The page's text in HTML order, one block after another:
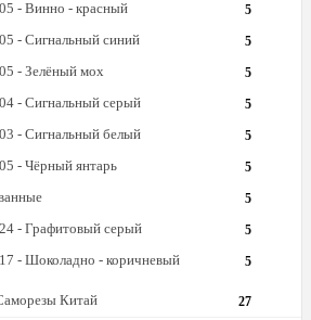
- Винно - красный 5
- Сигнальный синий 5
- Зелёный мох 5
- Сигнальный серый 5
- Сигнальный белый 5
- Чёрный янтарь 5
5
- Графитовый серый 5
- Шоколадно - коричневый 5
Китай 27